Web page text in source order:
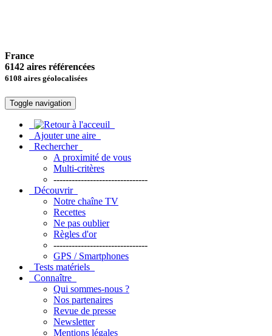
France
6142 aires référencées
6108 aires géolocalisées
Toggle navigation
Ajouter une aire
Rechercher
A proximité de vous
Multi-critères
-------------------------------
Découvrir
Notre chaîne TV
Recettes
Ne pas oublier
Règles d'or
-------------------------------
GPS / Smartphones
Tests matériels
Connaître
Qui sommes-nous ?
Nos partenaires
Revue de presse
Newsletter
Mentions légales